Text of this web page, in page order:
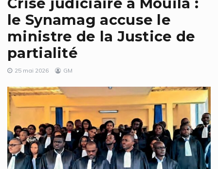
le Synamag accuse le
ministre de la Justice de
partialité
25 mai 2026 GM